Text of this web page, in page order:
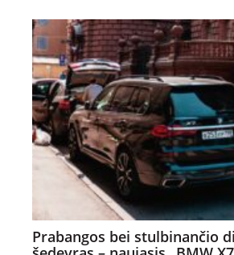
Prabangos bei stulbinančio